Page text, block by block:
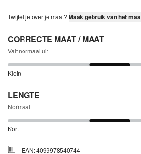
Twijfel je over je maat? Maak gebruik van het
CORRECTE MAAT / MAAT
Valt normaal uit
Klein
LENGTE
Normaal
Kort
EAN: 4099978540744